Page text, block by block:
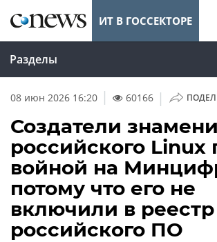
ИТ В ГОССЕКТОРЕ
Разделы
08 июн 2026 16:20 60166 |
Создатели
российского
войной на
потому что его не
включили в реестр
российского ПО